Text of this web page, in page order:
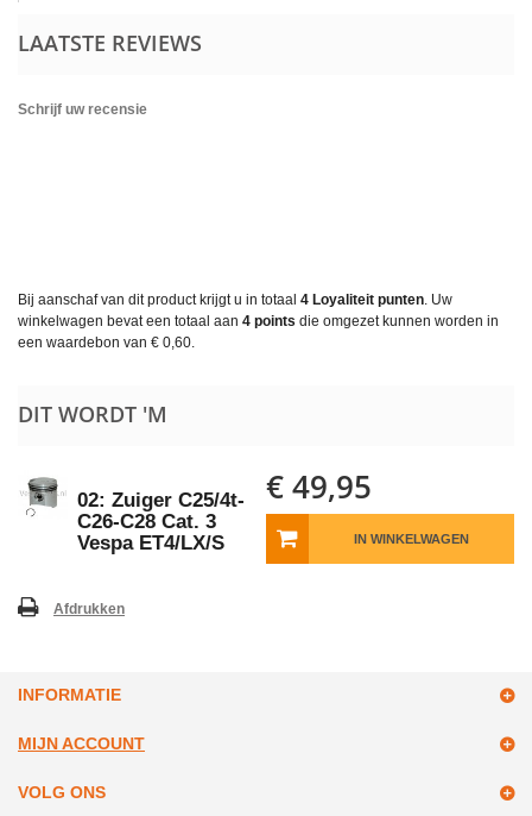
LAATSTE REVIEWS
Schrijf uw recensie
Bij aanschaf van dit product krijgt u in totaal 4 Loyaliteit punten. Uw
winkelwagen bevat een totaal aan 4 points die omgezet kunnen worden in
een waardebon van € 0,60.
DIT WORDT 'M
02: Zuiger C25/4t-
C26-C28 Cat. 3
Vespa ET4/LX/S
€ 49,95
IN WINKELWAGEN
Afdrukken
INFORMATIE
MIJN ACCOUNT
VOLG ONS